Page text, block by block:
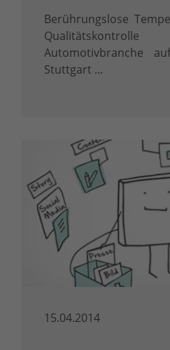
Berührungslose
Automotivbranche
Stuttgart ...
15.04.2014